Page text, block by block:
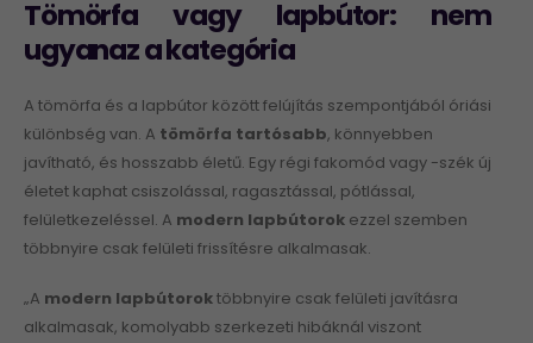
Tömörfa vagy lapbútor: nem
ugyanaz a kategória
A tömörfa és a lapbútor között felújítás szempontjából óriási
különbség van. A tömörfa tartósabb, könnyebben
javítható, és hosszabb életű. Egy régi fakomód vagy -szék új
életet kaphat csiszolással, ragasztással, pótlással,
felületkezeléssel. A modern lapbútorok ezzel szemben
többnyire csak felületi frissítésre alkalmasak.
„A modern lapbútoroktöbbnyire csak felületi javításra
alkalmasak, komolyabb szerkezeti hibáknál viszont